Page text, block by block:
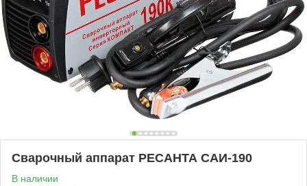
Сварочный аппарат РЕСАНТА САИ-190
В наличии